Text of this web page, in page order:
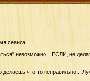
сеанса.
невозможно... ЕСЛИ, не
что-то неправильно...